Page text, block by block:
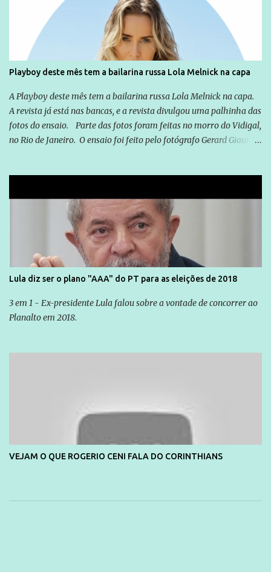
você já esta acostumado a ver neste espaço, vou trabalhar a ideia
que possibilite distribuir não só informações, mas que gere de
forma consistente a riqueza do conhecimento... Exemplo: o
cidadão brasileiro não precisa só ser informado sobre operações
da Lava Jato, Reformas que podem retirar ou não direitos, ou
quem vai ser preso ou não; é preciso levar até as pessoas, do mais
simples ao mais burguês, o que diz a nossa Constituição, quais são
seus direitos e deveres em ...
Playboy deste mês tem a bailarina russa Lola Melnick na capa
A Playboy deste mês tem a bailarina russa Lola Melnick na capa.
A revista já está nas bancas, e a revista divulgou uma palhinha das
fotos do ensaio. Parte das fotos foram feitas no morro do Vidigal,
no Rio de Janeiro. O ensaio foi feito pelo fotógrafo Gerard Giaume
Lula diz ser o plano "AAA" do PT para as eleições de 2018
3 em 1 - Ex-presidente Lula falou sobre a vontade de concorrer ao
Planalto em 2018.
VEJAM O QUE ROGERIO CENI FALA DO CORINTHIANS